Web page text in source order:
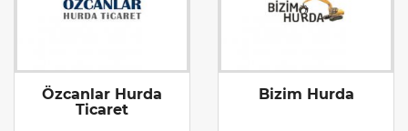
Özcanlar Hurda
Ticaret
Bizim Hurda